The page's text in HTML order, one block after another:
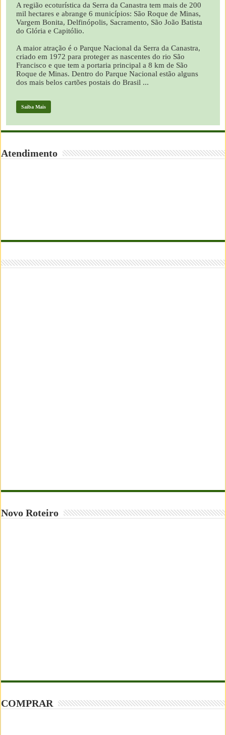
A região ecoturística da Serra da Canastra tem mais de 200
mil hectares e abrange 6 municípios: São Roque de Minas,
Vargem Bonita, Delfinópolis, Sacramento, São João Batista
do Glória e Capitólio.
A maior atração é o Parque Nacional da Serra da Canastra,
criado em 1972 para proteger as nascentes do rio São
Francisco e que tem a portaria principal a 8 km de São
Roque de Minas. Dentro do Parque Nacional estão alguns
dos mais belos cartões postais do Brasil ...
Saiba Mais
Atendimento
Novo Roteiro
COMPRAR